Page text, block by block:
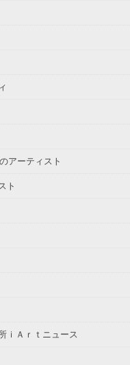
アーティスト
ト
ｉＡｒｔニュース